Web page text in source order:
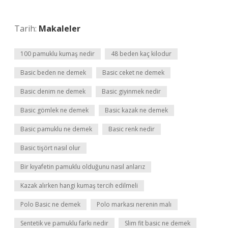
Tarih: Makaleler
100 pamuklu kumaş nedir 48 beden kaç kilodur
Basic beden ne demek Basic ceket ne demek
Basic denim ne demek Basic giyinmek nedir
Basic gömlek ne demek Basic kazak ne demek
Basic pamuklu ne demek Basic renk nedir
Basic tişört nasıl olur
Bir kıyafetin pamuklu olduğunu nasıl anlarız
Kazak alırken hangi kumaş tercih edilmeli
Polo Basic ne demek Polo markası nerenin malı
Sentetik ve pamuklu farkı nedir Slim fit basic ne demek